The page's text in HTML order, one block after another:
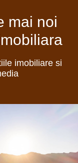
mai noi
imobiliare si